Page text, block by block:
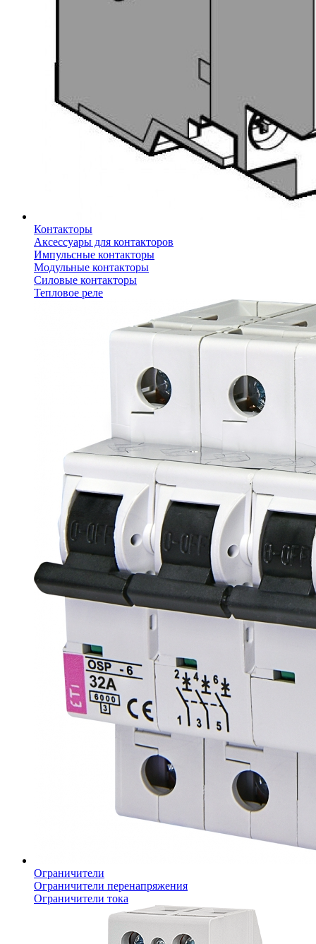
Контакторы
Аксессуары для контакторов
Импульсные контакторы
Модульные контакторы
Силовые контакторы
Тепловое реле
Ограничители
Ограничители перенапряжения
Ограничители тока